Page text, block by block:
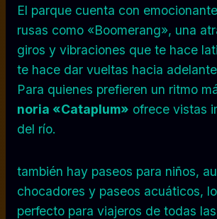
El parque cuenta con
rusas como «Boomerang», una
giros y vibraciones que te hace
te hace dar vueltas hacia
Para quienes prefieren un ritmo
noria «Cataplum» ofrece vistas
del río.
también hay paseos para niños,
chocadores y paseos acuáticos,
perfecto para viajeros de todas